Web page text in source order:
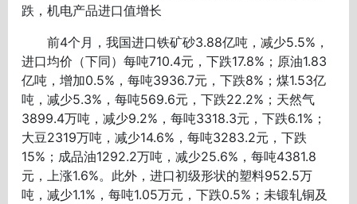
跌，机电产品进口值增长
前4个月，我国进口铁矿砂3.88亿吨，减少5.5%，
进口均价（下同）每吨710.4元，下跌17.8%；原油1.83
亿吨，增加0.5%，每吨3936.7元，下跌8%；煤1.53亿
吨，减少5.3%，每吨569.6元，下跌22.2%；天然气
3899.4万吨，减少9.2%，每吨3318.3元，下跌6.1%；
大豆2319万吨，减少14.6%，每吨3283.2元，下跌
15%；成品油1292.2万吨，减少25.6%，每吨4381.8
元，上涨1.6%。此外，进口初级形状的塑料952.5万
吨，减少1.1%，每吨1.05万元，下跌0.5%；未锻轧铜及